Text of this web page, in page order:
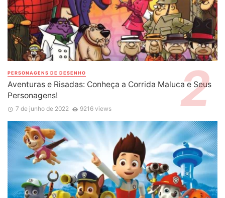
PERSONAGENS DE DESENHO
Aventuras e Risadas: Conheça a Corrida Maluca e Seus
Personagens!
7 de junho de 2022 9216 views